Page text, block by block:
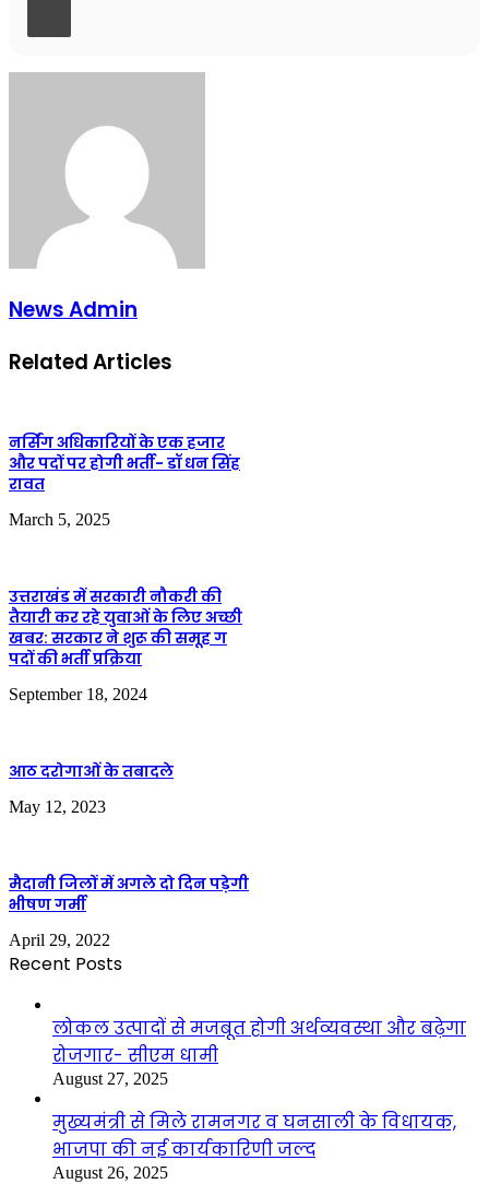
News Admin
Related Articles
नर्सिंग अधिकारियों के एक हजार
और पदों पर होगी भर्ती- डॉ धन सिंह
रावत
March 5, 2025
उत्तराखंड में सरकारी नौकरी की
तैयारी कर रहे युवाओं के लिए अच्‍छी
खबर: सरकार ने शुरू की समूह ग
पदों की भर्ती प्रक्रिया
September 18, 2024
आठ दरोगाओं के तबादले
May 12, 2023
मैदानी जिलों में अगले दो दिन पड़ेगी
भीषण गर्मी
April 29, 2022
Recent Posts
लोकल उत्पादों से मजबूत होगी अर्थव्यवस्था और बढ़ेगा
रोजगार- सीएम धामी
August 27, 2025
मुख्यमंत्री से मिले रामनगर व घनसाली के विधायक,
भाजपा की नई कार्यकारिणी जल्द
August 26, 2025